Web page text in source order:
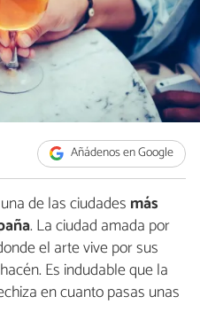
Añádenos en Google
de las ciudades más
. La ciudad amada por
el arte vive por sus
Es indudable que la
en cuanto pasas unas